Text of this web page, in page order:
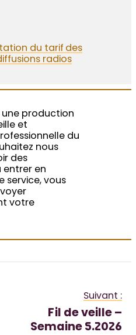
du tarif des
radios
production
et
du
nous
des
entrer en
service, vous
votre
Suivant :
Fil de veille –
Semaine 5.2026